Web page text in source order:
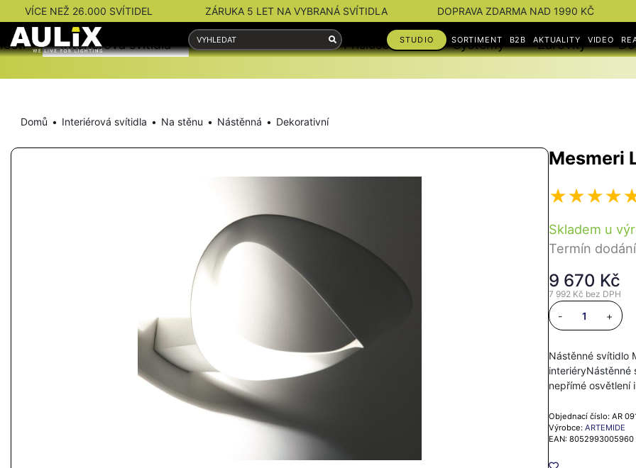
VÍCE NEŽ 26.000 SVÍTIDEL ZÁRUKA 5 LET NA VYBRANÁ SVÍTIDLA DOPRAVA ZDARMA NAD 1990 KČ
STUDIO SORTIMENT B2B AKTUALITY VIDEO
Interiérová svítidla Venkovní svítidla Příslušenství Systémy Žárovky
Domů Interiérová svítidla Na stěnu Nástěnná Dekorativní
Mesmeri
Skladem u
Termín
9 670 Kč
7 992 Kč bez DPH
- +
Nástěnné svítidlo
interiéryNástěnné
nepřímé
Objednací číslo: AR
Výrobce:ARTEMIDE
EAN: 8052993005960